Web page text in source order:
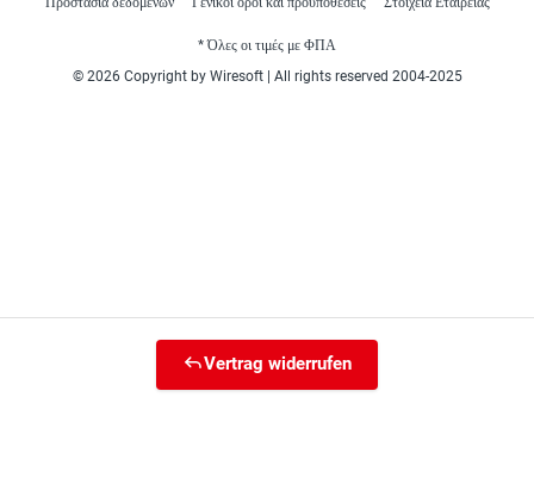
* Όλες οι τιμές με ΦΠΑ
© 2026 Copyright by Wiresoft | All rights reserved 2004-2025
Vertrag widerrufen